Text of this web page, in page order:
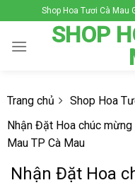
to
content
Shop Hoa Tươi Cà Mau
SHOP
Trang chủ
Shop Hoa
Nhận Đặt Hoa chúc
Mau TP Cà Mau
Nhận Đặt Hoa